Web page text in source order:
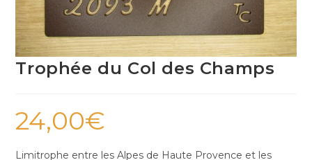
Trophée du Col des Champs
24,00€
Limitrophe entre les Alpes de Haute Provence et les